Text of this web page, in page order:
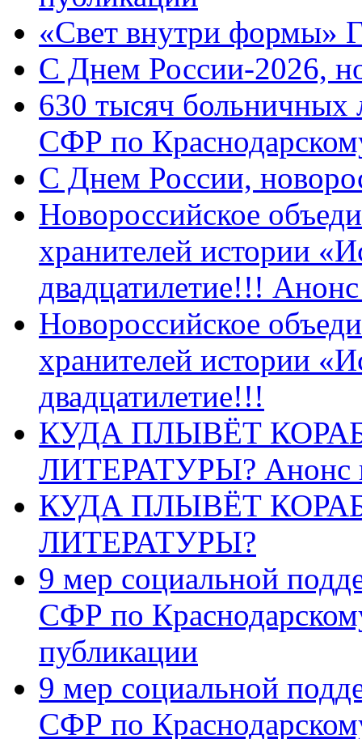
«Свет внутри формы»
C Днем России-2026,
630 тысяч больничных
СФР по
C Днем России,
Новороссийское
хранителей истории
двадцатилетие!!!
Новороссийское
хранителей истории
двадцатилетие!!!
КУДА ПЛЫВЁТ
ЛИТЕРАТУРЫ? Анонс
КУДА ПЛЫВЁТ
ЛИТЕРАТУРЫ?
9 мер социальной
СФР по
публикации
9 мер социальной
СФР по